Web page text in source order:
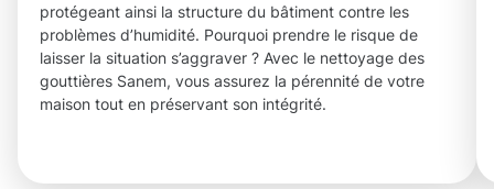
protégeant ainsi la structure du bâtiment contre les
problèmes d’humidité. Pourquoi prendre le risque de
laisser la situation s’aggraver ? Avec le nettoyage des
gouttières Sanem, vous assurez la pérennité de votre
maison tout en préservant son intégrité.